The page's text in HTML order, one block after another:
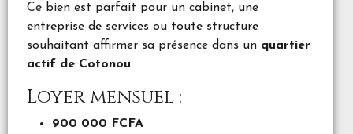
Ce bien est parfait pour un cabinet, une
entreprise de services ou toute structure
souhaitant affirmer sa présence dans un quartier
actif de Cotonou.
Loyer mensuel :
900 000 FCFA